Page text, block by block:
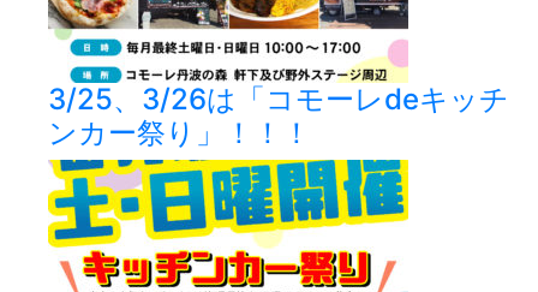
3/25、3/26は「コモーレdeキッチ
ンカー祭り」！！！